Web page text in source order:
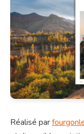
Réalisé par